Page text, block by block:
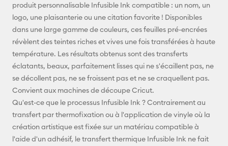
produit personnalisable Infusible Ink compatible : un nom, un
logo, une plaisanterie ou une citation favorite ! Disponibles
dans une large gamme de couleurs, ces feuilles pré-encrées
révèlent des teintes riches et vives une fois transférées à haute
température. Les résultats obtenus sont des transferts
éclatants, beaux, parfaitement lisses qui ne s'écaillent pas, ne
se décollent pas, ne se froissent pas et ne se craquellent pas.
Convient aux machines de découpe Cricut.
Qu'est-ce que le processus Infusible Ink ? Contrairement au
transfert par thermofixation ou à l'application de vinyle où la
création artistique est fixée sur un matériau compatible à
l'aide d'un adhésif, le transfert thermique Infusible Ink ne fait